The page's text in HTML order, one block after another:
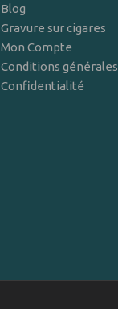
Blog
Gravure sur cigares
Mon Compte
Conditions générales
Confidentialité